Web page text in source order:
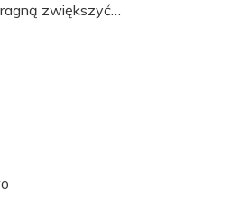
zwiększyć…